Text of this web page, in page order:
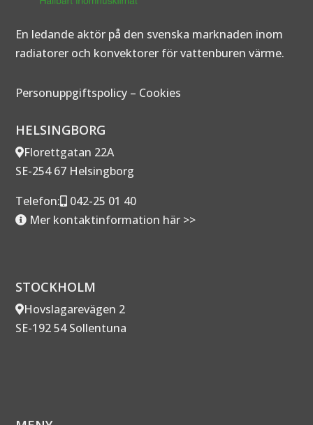
En ledande aktör på den svenska marknaden inom
radiatorer och konvektorer för vattenburen värme.
Personuppgiftspolicy – Cookies
HELSINGBORG
Florettgatan 22A
SE-254 67 Helsingborg
Telefon:
042-25 01 40
Mer kontaktinformation här >>
STOCKHOLM
Hovslagarevägen 2
SE-192 54 Sollentuna